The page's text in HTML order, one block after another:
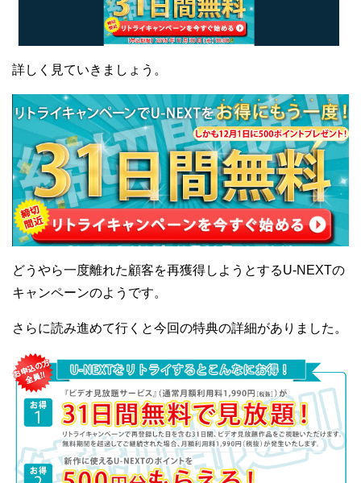
詳しく見ていきましょう。
どうやら一度離れた顧客を再獲得しようとするU-NEXTの
キャンペーンのようです。
さらに読み進めて行くと今回の特典の詳細がありました。